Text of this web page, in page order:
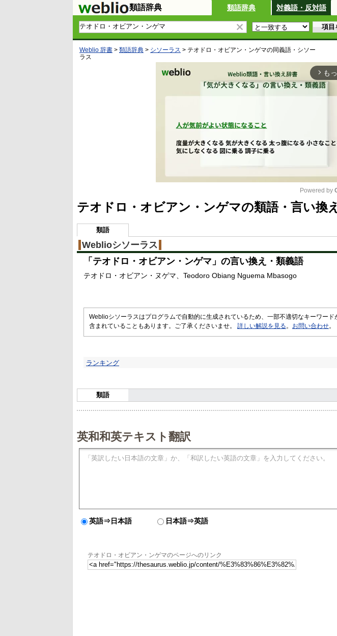
類語辞典 類語辞典 対義語・反対語
Weblio 辞書 > 類語辞典 > シソーラス > テオドロ・オビアン・ンゲマの同義語・シソー
ラス
arrow_forward_ios も
Powered by
テオドロ・オビアン・ンゲマの類語・言い換
類語
Weblioシソーラス
「 テオドロ・オビアン・ンゲマ 」の言い換え・類義語
テオドロ・オビアン・ヌゲマ Teodoro Obiang Nguema Mbasogo
Weblioシソーラスはプログラムで自動的に生成されているため、一部不適切なキーワード
含まれていることもあります。ご了承くださいませ。 詳しい解説を見る 。 お問い合わせ。
ランキング
類語
英和和英テキスト翻訳
英語⇒日本語 日本語⇒英語
テオドロ・オビアン・ンゲマのページへのリンク